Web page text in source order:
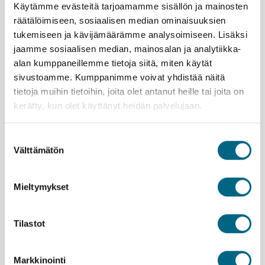
Käytämme evästeitä tarjoamamme sisällön ja mainosten
räätälöimiseen, sosiaalisen median ominaisuuksien
tukemiseen ja kävijämäärämme analysoimiseen. Lisäksi
jaamme sosiaalisen median, mainosalan ja analytiikka-
alan kumppaneillemme tietoja siitä, miten käytät
sivustoamme. Kumppanimme voivat yhdistää näitä
tietoja muihin tietoihin, joita olet antanut heille tai joita on
kerätty, kun olet käyttänyt heidän palvelujaan.
valinta
Välttämätön
Mieltymykset
Tilastot
Markkinointi
Retket ja sisäänpääsymaksut
Opastettu Haminan Kauppiaantalon museon
näyttely
Opastettu Kohtalona Ruotsinsalmi – näyttely.
Pääsy myös Merikeskus Vellamon muihin
näyttelyihin.
Kristina®-matkanjohtajan palvelut:
Matkanjohtaja on Kristina Cruisesin edustaja
matkalla
Hintaan ei sisälly
Muut ruoat, juomat ja henkilökohtaiset kulut